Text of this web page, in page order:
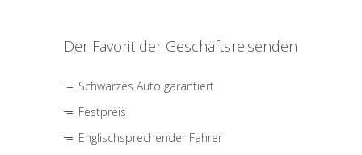
Der Favorit der Geschäftsreisenden
Schwarzes Auto garantiert
Festpreis
Englischsprechender Fahrer